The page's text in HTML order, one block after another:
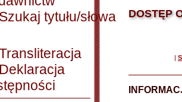
Szukaj tytułu/słowa
Deklaracja
DOSTĘP
|